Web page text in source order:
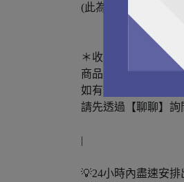
(此為台灣櫻花內部
＊收到商品7天內，
商品陸續上架中
如有您需要物品還沒
請先透過【聊聊】詢
|
💡24小時內盡速安排